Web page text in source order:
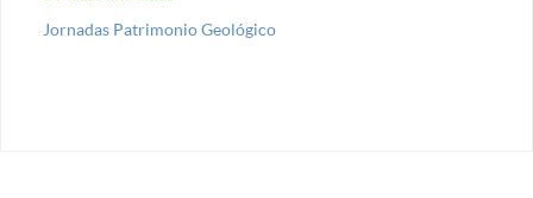
Jornadas Patrimonio Geológico